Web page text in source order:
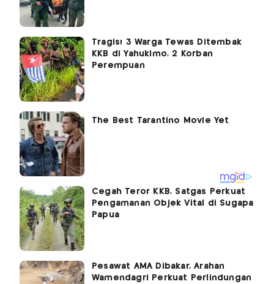
Tragis! 3 Warga Tewas Ditembak
KKB di Yahukimo, 2 Korban
Perempuan
Cegah Teror KKB, Satgas Perkuat
Pengamanan Objek Vital di Sugapa
Papua
Pesawat AMA Dibakar, Arahan
Wamendagri Perkuat Perlindungan